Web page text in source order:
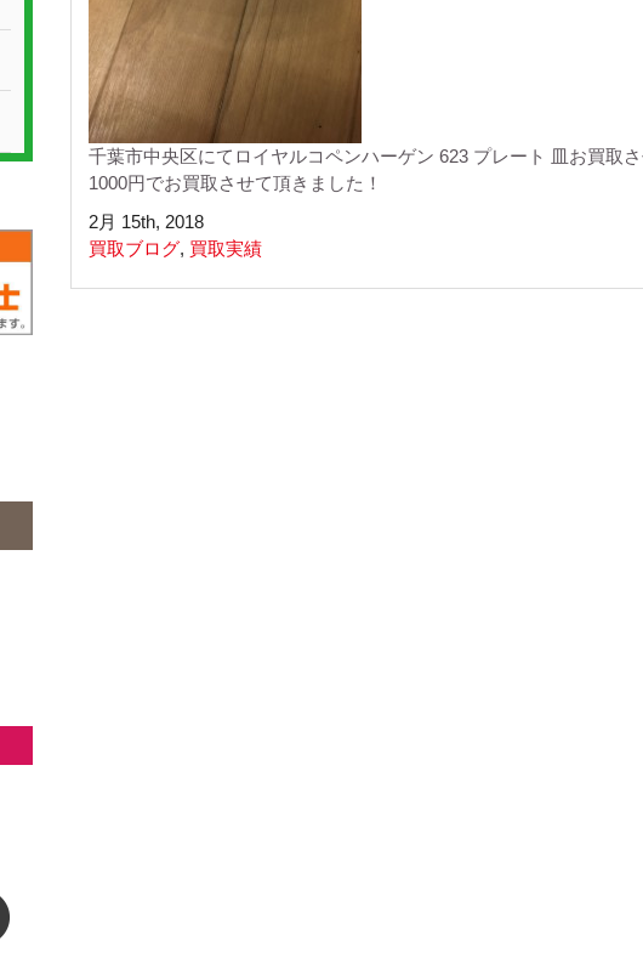
千葉市中央区にてロイヤルコペンハーゲン 623 プレート 皿お買取さ
1000円でお買取させて頂きました！
2月 15th, 2018
買取ブログ, 買取実績